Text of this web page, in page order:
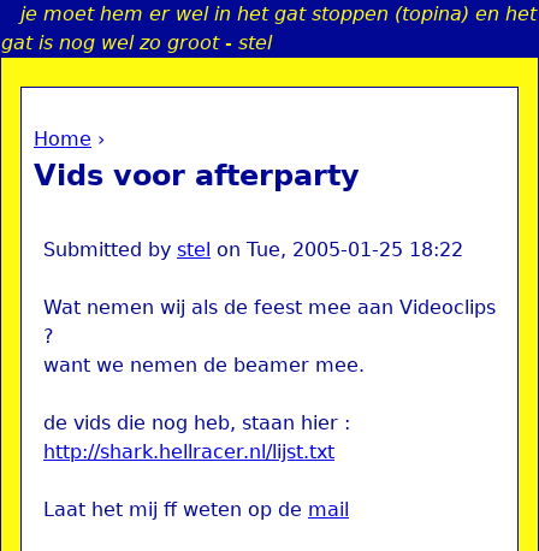
Jump to navigation
je moet hem er wel in het gat stoppen (topina) en het
gat is nog wel zo groot - stel
You are here
Home ›
Vids voor afterparty
Submitted by stel on Tue, 2005-01-25 18:22
Wat nemen wij als de feest mee aan Videoclips
?
want we nemen de beamer mee.
de vids die nog heb, staan hier :
http://shark.hellracer.nl/lijst.txt
Laat het mij ff weten op de mail